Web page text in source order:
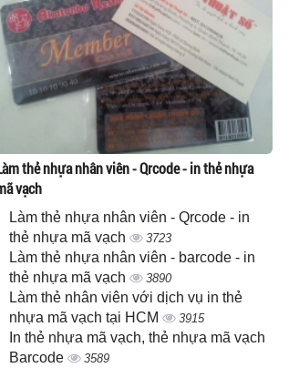
thẻ nhựa nhân viên - Qrcode - in thẻ nhựa
vạch
Làm thẻ nhựa nhân viên - Qrcode - in
thẻ nhựa mã vạch
3723
Làm thẻ nhựa nhân viên - barcode - in
thẻ nhựa mã vạch
3890
Làm thẻ nhân viên với dịch vụ in thẻ
nhựa mã vạch tại HCM
3915
In thẻ nhựa mã vạch, thẻ nhựa mã vạch
Barcode
3589